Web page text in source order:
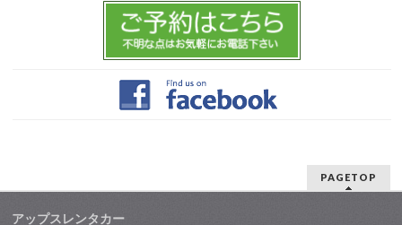
PAGETOP
アップスレンタカー